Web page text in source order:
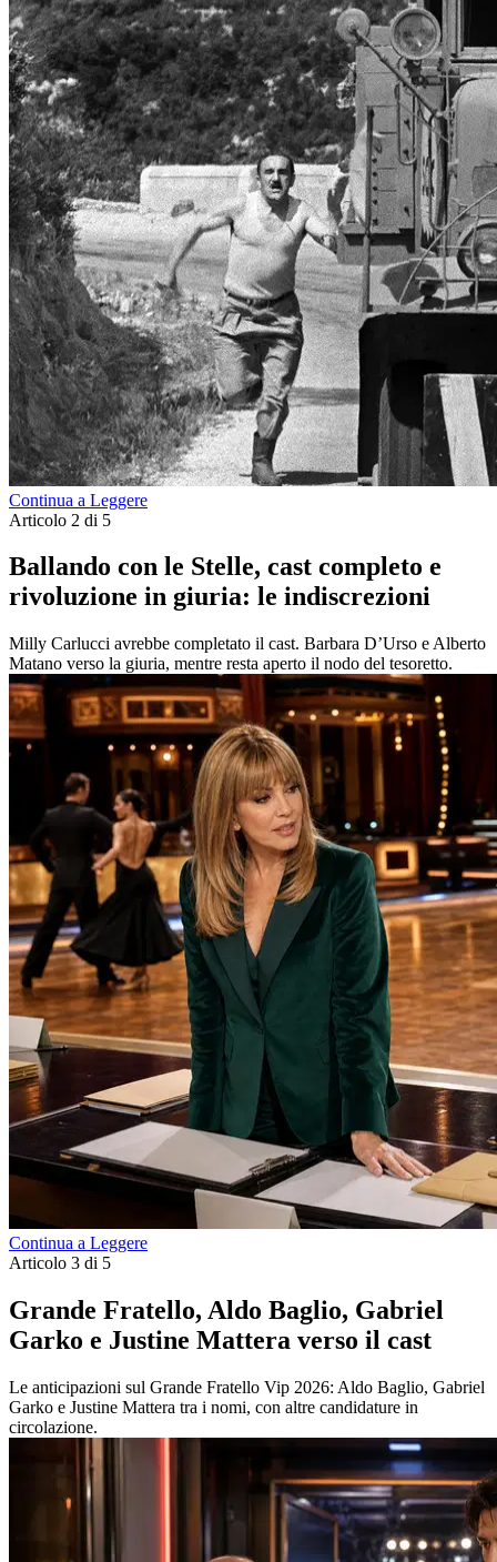
Continua a Leggere
Articolo 2 di 5
Ballando con le Stelle, cast completo e
rivoluzione in giuria: le indiscrezioni
Milly Carlucci avrebbe completato il cast. Barbara D’Urso e Alberto
Matano verso la giuria, mentre resta aperto il nodo del tesoretto.
Continua a Leggere
Articolo 3 di 5
Grande Fratello, Aldo Baglio, Gabriel
Garko e Justine Mattera verso il cast
Le anticipazioni sul Grande Fratello Vip 2026: Aldo Baglio, Gabriel
Garko e Justine Mattera tra i nomi, con altre candidature in
circolazione.